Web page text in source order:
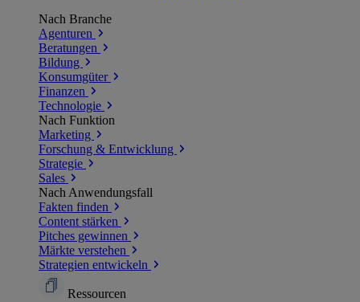
Nach Branche
Agenturen
Beratungen
Bildung
Konsumgüter
Finanzen
Technologie
Nach Funktion
Marketing
Forschung & Entwicklung
Strategie
Sales
Nach Anwendungsfall
Fakten finden
Content stärken
Pitches gewinnen
Märkte verstehen
Strategien entwickeln
Ressourcen